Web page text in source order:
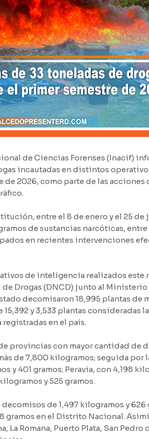
de Ciencias Forenses (Inacif)
incautadas en distintos
2026, como parte de las acciones
entre el 8 de enero y el 25
de sustancias narcóticas, entre
en recientes intervenciones
de inteligencia realizados este
Drogas (DNCD) junto al
decomisaron 18,995 plantas de
y 3,533 plantas consideradas
en el país.
provincias con mayor cantidad de
de 7,800 kilogramos; seguida por
y 401 gramos; Peravia, con 4,198
y 525 gramos.
de 1,497 kilogramos y 626
gramos en el Distrito Nacional.
La Romana, Puerto Plata, San Pedro